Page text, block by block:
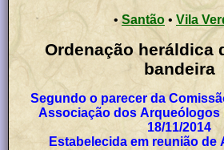
•Santão • Vila
Ordenação heráldica do brasão e
bandeira
Segundo o parecer da
Associação dos Arqueólogos
18/11/2014
Estabelecida em reunião de